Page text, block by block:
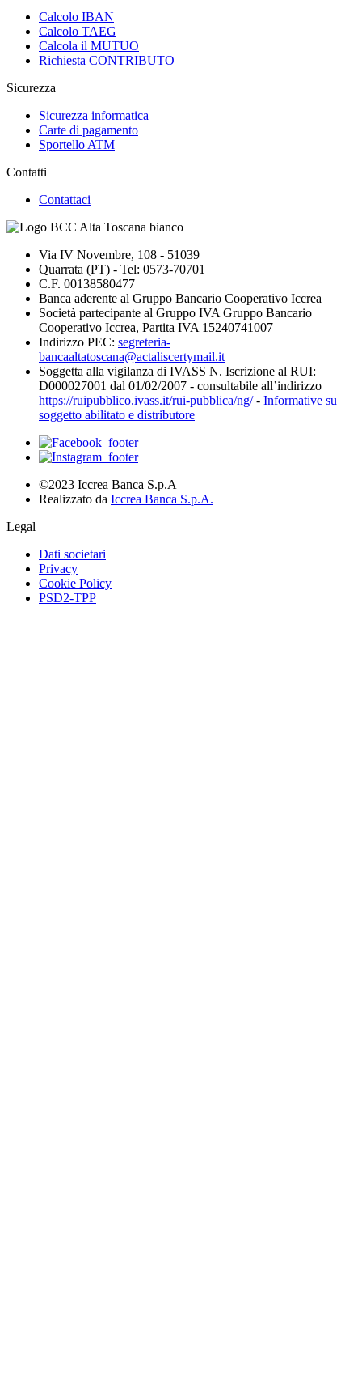
Calcolo IBAN
Calcolo TAEG
Calcola il MUTUO
Richiesta CONTRIBUTO
Sicurezza
Sicurezza informatica
Carte di pagamento
Sportello ATM
Contatti
Contattaci
Via IV Novembre, 108 - 51039
Quarrata (PT) - Tel: 0573-70701
C.F. 00138580477
Banca aderente al Gruppo Bancario Cooperativo Iccrea
Società partecipante al Gruppo IVA Gruppo Bancario
Cooperativo Iccrea, Partita IVA 15240741007
Indirizzo PEC: segreteria-
bancaaltatoscana@actaliscertymail.it
Soggetta alla vigilanza di IVASS N. Iscrizione al RUI:
D000027001 dal 01/02/2007 - consultabile all’indirizzo
https://ruipubblico.ivass.it/rui-pubblica/ng/- Informative su
soggetto abilitato e distributore
©2023 Iccrea Banca S.p.A
Realizzato da Iccrea Banca S.p.A.
Legal
Dati societari
Privacy
Cookie Policy
PSD2-TPP